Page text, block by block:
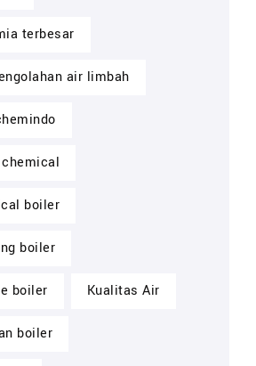
terbesar
air limbah
boiler
boiler
boiler Kualitas Air
boiler